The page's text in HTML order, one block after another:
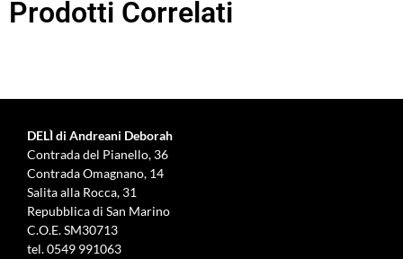
Prodotti Correlati
DELÌ di Andreani Deborah
Contrada del Pianello, 36
Contrada Omagnano, 14
Salita alla Rocca, 31
Repubblica di San Marino
C.O.E. SM30713
tel.0549 991063